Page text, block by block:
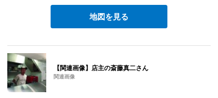
地図を見る
【関連画像】店主の斎藤真二さん
関連画像